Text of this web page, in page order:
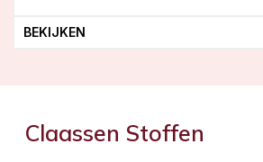
BEKIJKEN
Claassen Stoffen